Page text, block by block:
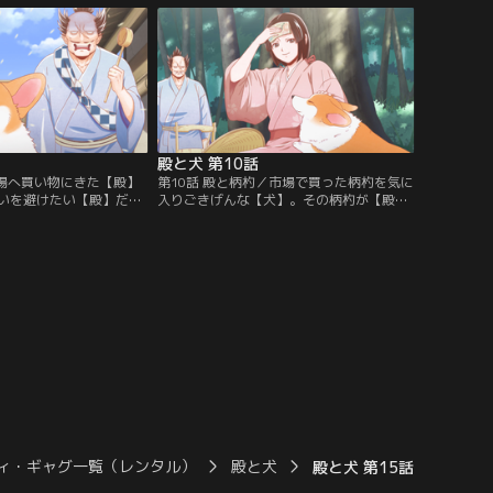
買い物にきた【殿】
を避けたい【殿】だ
殿と犬 第10話
第10話 殿と柄杓／市場で買った柄杓を気に
入りごきげんな【犬】。その柄杓が【殿】
・ギャグ一覧（レンタル） 殿と犬 殿と犬 第15話